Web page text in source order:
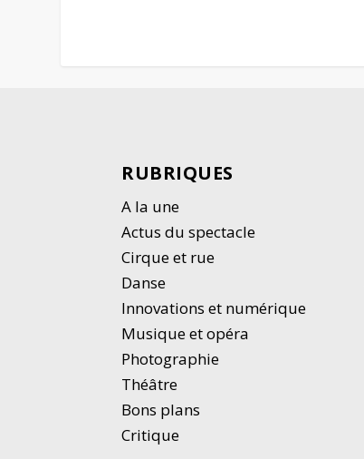
RUBRIQUES
A la une
Actus du spectacle
Cirque et rue
Danse
Innovations et numérique
Musique et opéra
Photographie
Théâtre
Bons plans
Critique